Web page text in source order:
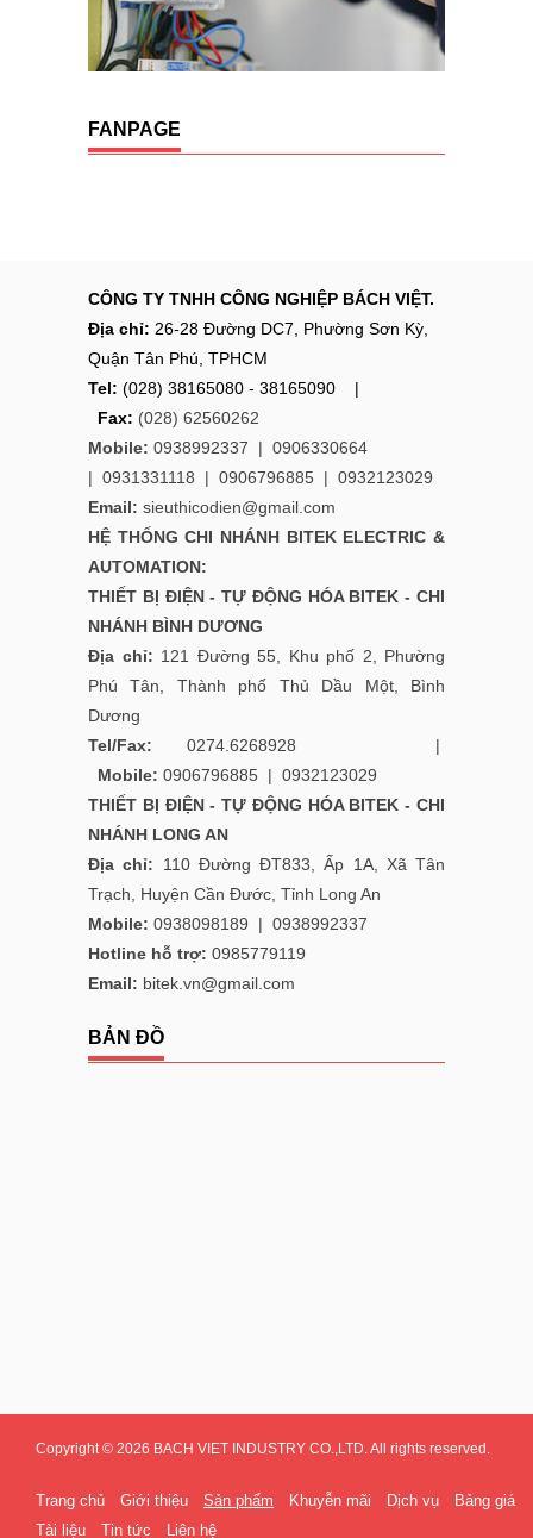
FANPAGE
CÔNG TY TNHH CÔNG NGHIỆP BÁCH VIỆT.
Địa chỉ: 26-28 Đường DC7, Phường Sơn Kỳ,
Quận Tân Phú, TPHCM
Tel: (028) 38165080 - 38165090 |
Fax: (028) 62560262
Mobile: 0938992337 | 0906330664
| 0931331118 | 0906796885 | 0932123029
Email: sieuthicodien@gmail.com
HỆ THỐNG CHI NHÁNH BITEK ELECTRIC &
AUTOMATION:
THIẾT BỊ ĐIỆN - TỰ ĐỘNG HÓA BITEK - CHI
NHÁNH BÌNH DƯƠNG
Địa chỉ: 121 Đường 55, Khu phố 2, Phường
Phú Tân, Thành phố Thủ Dầu Một, Bình
Dương
Tel/Fax: 0274.6268928 |
Mobile: 0906796885 | 0932123029
THIẾT BỊ ĐIỆN - TỰ ĐỘNG HÓA BITEK - CHI
NHÁNH LONG AN
Địa chỉ:
110 Đường ĐT833, Ấp 1A, Xã Tân
Trạch, Huyện Cần Đước, Tỉnh Long An
Mobile: 0938098189 | 0938992337
Hotline hỗ trợ: 0985779119
Email: bitek.vn@gmail.com
BẢN ĐỒ
Copyright © 2026 BACH VIET INDUSTRY CO.,LTD. All rights reserved.
Trang chủ Giới thiệu Sản phẩm Khuyễn mãi Dịch vụ
Bảng giá
Tài liệu
Tin tức Liên hệ